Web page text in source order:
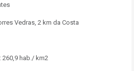
Vedras, 2 km da Costa
hab./ km2